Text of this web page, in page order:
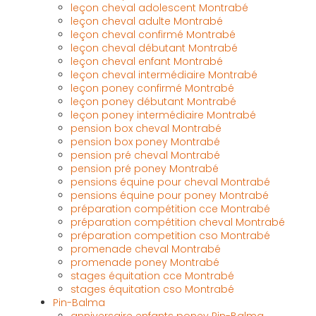
leçon cheval adolescent Montrabé
leçon cheval adulte Montrabé
leçon cheval confirmé Montrabé
leçon cheval débutant Montrabé
leçon cheval enfant Montrabé
leçon cheval intermédiaire Montrabé
leçon poney confirmé Montrabé
leçon poney débutant Montrabé
leçon poney intermédiaire Montrabé
pension box cheval Montrabé
pension box poney Montrabé
pension pré cheval Montrabé
pension pré poney Montrabé
pensions équine pour cheval Montrabé
pensions équine pour poney Montrabé
préparation compétition cce Montrabé
préparation compétition cheval Montrabé
préparation competition cso Montrabé
promenade cheval Montrabé
promenade poney Montrabé
stages équitation cce Montrabé
stages équitation cso Montrabé
Pin-Balma